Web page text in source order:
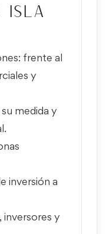
Isla
frente al
y
medida y
inversión a
inversores y